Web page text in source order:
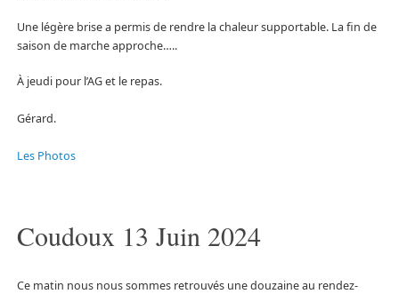
Une légère brise a permis de rendre la chaleur supportable. La fin de
saison de marche approche…..
À jeudi pour l’AG et le repas.
Gérard.
Les Photos
Coudoux 13 Juin 2024
Ce matin nous nous sommes retrouvés une douzaine au rendez-